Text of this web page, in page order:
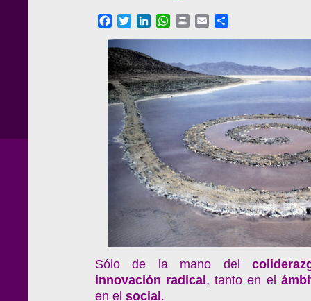
Facebook
TwitterLinkedInWhatsApp
Print Email
Sólo de la mano del
innovación radical , tanto en el
en el social .